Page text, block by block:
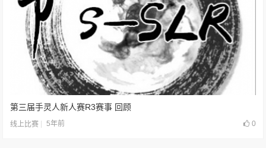
第三届手灵人新人赛R3赛事 回顾
线上比赛 5年前 0